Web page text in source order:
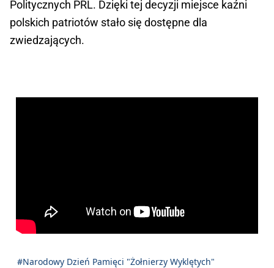
Politycznych PRL. Dzięki tej decyzji miejsce kaźni
polskich patriotów stało się dostępne dla
zwiedzających.
#Narodowy Dzień Pamięci "Żołnierzy Wyklętych"